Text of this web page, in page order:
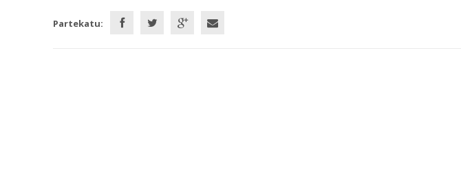
Partekatu: